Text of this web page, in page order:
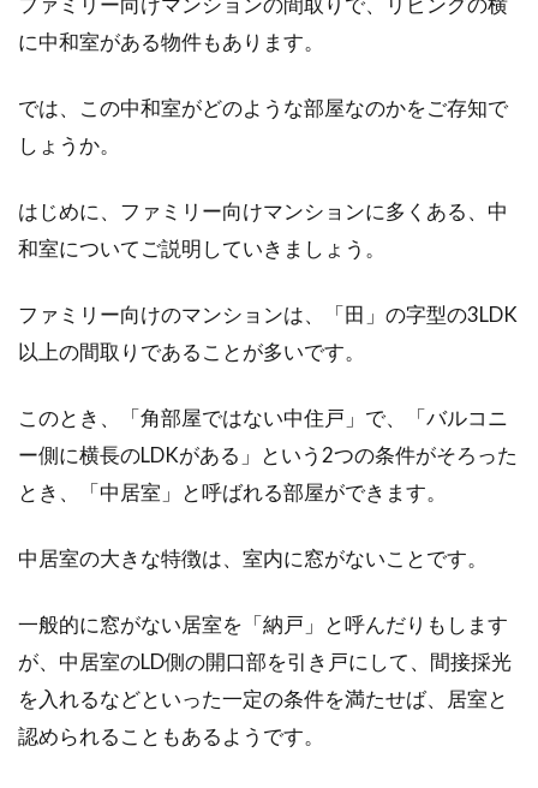
一戸建の庭はどんなデザインにす
の一つですね。その際、家の間取りやデザイン
も大切で...
新築マンションの内覧会で押さえて
図面やパンフレットでしか確認することができ
なかった物件が形となり、それを自分の目で初
いざ転勤！家具付きマンションの賃
貸を選んで福岡の魅力満喫
福岡に転勤することが決まり、暗い気持ちでア
に中和室がある物件もあります。
では、この中和室がどのような部屋なのかをご存知で
しょうか。
はじめに、ファミリー向けマンションに多くある、中
和室についてご説明していきましょう。
ファミリー向けのマンションは、「田」の字型の3LDK
以上の間取りであることが多いです。
このとき、「角部屋ではない中住戸」で、「バルコニ
ー側に横長のLDKがある」という2つの条件がそろった
とき、「中居室」と呼ばれる部屋ができます。
中居室の大きな特徴は、室内に窓がないことです。
一般的に窓がない居室を「納戸」と呼んだりもします
が、中居室のLD側の開口部を引き戸にして、間接採光
を入れるなどといった一定の条件を満たせば、居室と
認められることもあるようです。